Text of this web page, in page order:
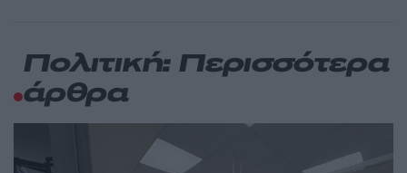
Πολιτική: Περισσότερα
άρθρα